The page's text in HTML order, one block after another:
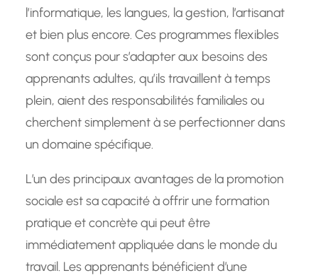
l’informatique, les langues, la gestion, l’artisanat
et bien plus encore. Ces programmes flexibles
sont conçus pour s’adapter aux besoins des
apprenants adultes, qu’ils travaillent à temps
plein, aient des responsabilités familiales ou
cherchent simplement à se perfectionner dans
un domaine spécifique.
L’un des principaux avantages de la promotion
sociale est sa capacité à offrir une formation
pratique et concrète qui peut être
immédiatement appliquée dans le monde du
travail. Les apprenants bénéficient d’une